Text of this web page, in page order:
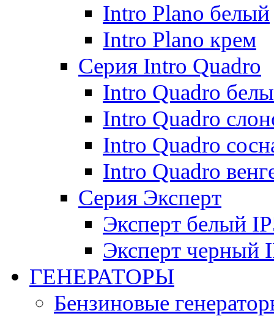
Intro Plano белый
Intro Plano крем
Серия Intro Quadro
Intro Quadro
Intro Quadro
Intro Quadro
Intro Quadro
Серия Эксперт
Эксперт белый
Эксперт черный
ГЕНЕРАТОРЫ
Бензиновые